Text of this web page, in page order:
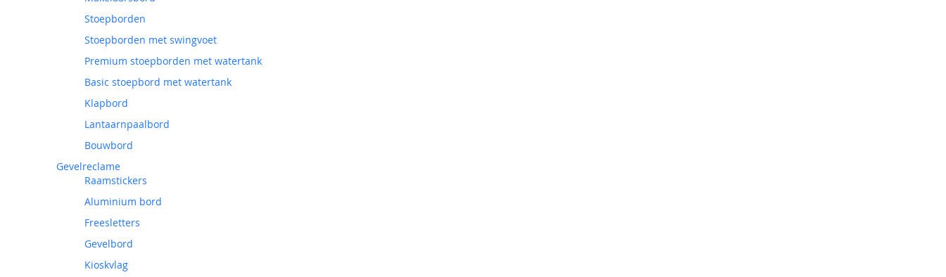
Stoepborden
Stoepborden met swingvoet
Premium stoepborden met watertank
Basic stoepbord met watertank
Klapbord
Lantaarnpaalbord
Bouwbord
Gevelreclame
Raamstickers
Aluminium bord
Freesletters
Gevelbord
Kioskvlag